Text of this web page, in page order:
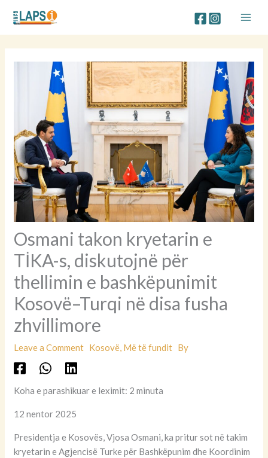
content
Osmani takon kryetarin e
TİKA-s, diskutojnë për
thellimin e bashkëpunimit
Kosovë–Turqi në disa fusha
zhvillimore
Leave a Comment Kosovë, Më të fundit By
Koha e parashikuar e leximit: 2 minuta
12 nentor 2025
Presidentja e Kosovës, Vjosa Osmani, ka pritur sot në takim
kryetarin e Agjencisë Turke për Bashkëpunim dhe Koordinim